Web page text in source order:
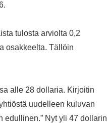
tulosta arviolta 0,2
osakkeelta. Tällöin
alle 28 dollaria. Kirjoitin
uudelleen kuluvan
edullinen.” Nyt yli 47 dollarin